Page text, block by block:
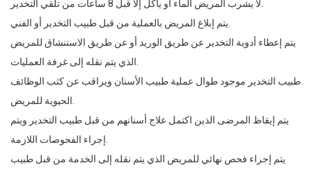
يتم إعطاء أدوية التخدير عن طريق الوريد أو عن طريق الاستنشاق للمريض
طبيب التخدير موجود طوال عملية طبيب الأسنان ويراقب عن كثب الوظائف
يتم إيقاظ المرضى الذين اكتمل علاج أسنانهم من قبل طبيب التخدير ويتم
يتم إجراء فحص نهائي للمريض الذي يتم نقله إلى الخدمة من قبل طبيب